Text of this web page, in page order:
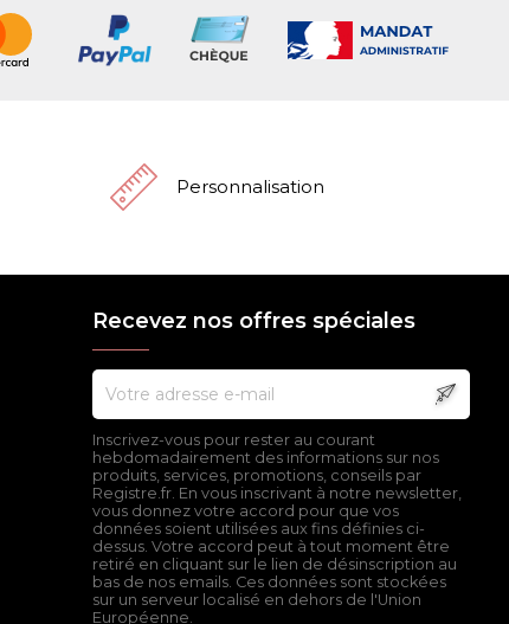
Personnalisation
Recevez nos offres spéciales
Inscrivez-vous pour rester au courant
hebdomadairement des informations sur nos
produits, services, promotions, conseils par
Registre.fr. En vous inscrivant à notre newsletter,
vous donnez votre accord pour que vos
données soient utilisées aux fins définies ci-
dessus. Votre accord peut à tout moment être
retiré en cliquant sur le lien de désinscription au
bas de nos emails. Ces données sont stockées
sur un serveur localisé en dehors de l'Union
Européenne.